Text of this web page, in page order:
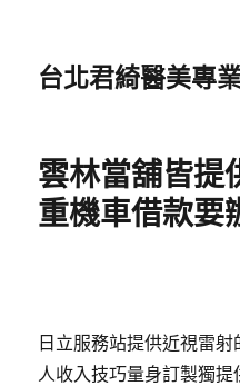
台北君綺醫美專
雲林當舖皆提
重機車借款要
日立服務站提供近視雷
人收入技巧量身訂製獨提